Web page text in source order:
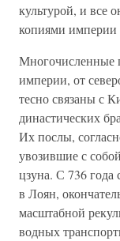
культурой, и все
копиями империи
Многочисленные
империи, от
тесно связаны с
династических
Их послы,
увозившие с
цзуна. С 736 года
в Лоян,
масштабной
водных